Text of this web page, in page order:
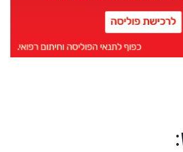
שירות נהדר ויעיל, מענה הומאניטרי בכל שעה.